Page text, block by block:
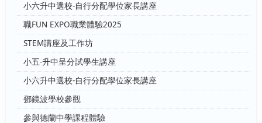
小六升中選校-自行分配學位家長講座
職FUN EXPO職業體驗2025
STEM講座及工作坊
小五-升中呈分試學生講座
小六升中選校-自行分配學位家長講座
鄧鏡波學校參觀
參與德蘭中學課程體驗